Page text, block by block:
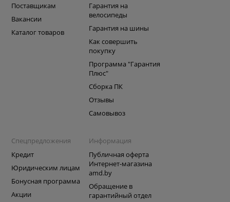
Поставщикам
Вакансии
Каталог товаров
Гарантия на
велосипеды
Гарантия на шины
Как совершить
покупку
Программа "Гарантия
Плюс"
Сборка ПК
Отзывы
Самовывоз
Спецпредложения
Кредит
Юридическим лицам
Бонусная программа
Акции
Информация
Публичная оферта
Интернет-магазина
amd.by
Обращение в
гарантийный отдел